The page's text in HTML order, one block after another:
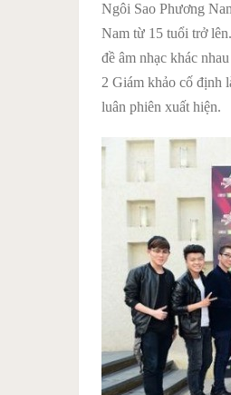
Ngôi Sao Phương
Nam từ 15 tuổi trở
đề âm nhạc khác
2 Giám khảo cố định
luân phiên xuất hiện.